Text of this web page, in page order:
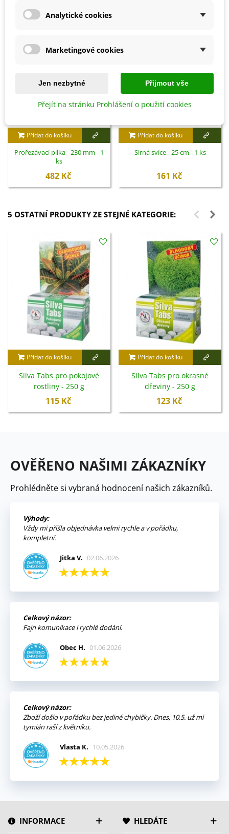
Přidat do košíku
Prořezávací pilka - 230 mm - 1
ks
482 Kč
Přidat do košíku
Sirná svíce - 25 cm - 1 ks
161 Kč
5 OSTATNÍ PRODUKTY ZE STEJNÉ KATEGORIE:
Přidat do košíku
Silva Tabs pro pokojové
rostliny - 250 g
115 Kč
Přidat do košíku
Silva Tabs pro okrasné
dřeviny - 250 g
123 Kč
OVĚŘENO NAŠIMI ZÁKAZNÍKY
Prohlédněte si vybraná hodnocení našich zákazníků.
Výhody:
Vždy mi přišla objednávka velmi rychle a v pořádku,
kompletní.
Jitka V. 02.06.2026
Celkový názor:
Fajn komunikace i rychlé dodání.
Obec H. 01.06.2026
Celkový názor:
Zboží došlo v pořádku bez jediné chybičky. Dnes, 10.5. už mi
tymián raší z květníku.
Vlasta K. 10.05.2026
INFORMACE HLEDÁTE
Analytické cookies
Marketingové cookies
Jen nezbytné Přijmout vše
Přejít na stránku Prohlášení o použití cookies